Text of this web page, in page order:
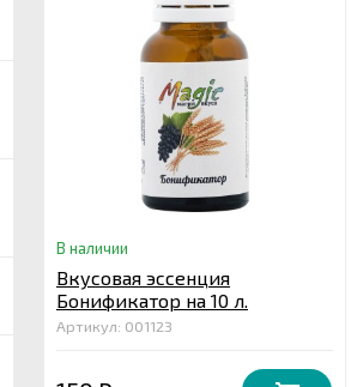
В наличии
Вкусовая эссенция
Бонификатор на 10 л.
Артикул: 001123